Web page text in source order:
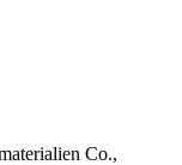
Co.,